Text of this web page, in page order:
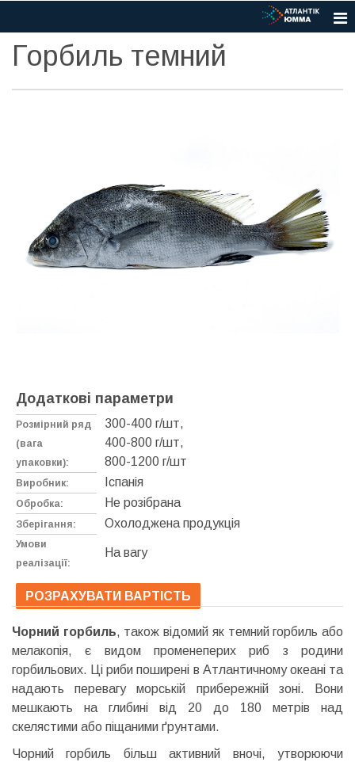
Горбиль темний
Додаткові параметри
Розмірний ряд
(вага
упаковки):
300-400 г/шт,
400-800 г/шт,
800-1200 г/шт
Виробник: Іспанія
Обробка: Не розібрана
Зберігання: Охолоджена продукція
Умови
реалізації:
На вагу
РОЗРАХУВАТИ ВАРТІСТЬ
Чорний горбиль, також відомий як темний горбиль або
мелакопія, є видом променеперих риб з родини
горбильових. Ці риби поширені в Атлантичному океані та
надають перевагу морській прибережній зоні. Вони
мешкають на глибині від 20 до 180 метрів над
скелястими або піщаними ґрунтами.
Чорний горбиль більш активний вночі, утворюючи